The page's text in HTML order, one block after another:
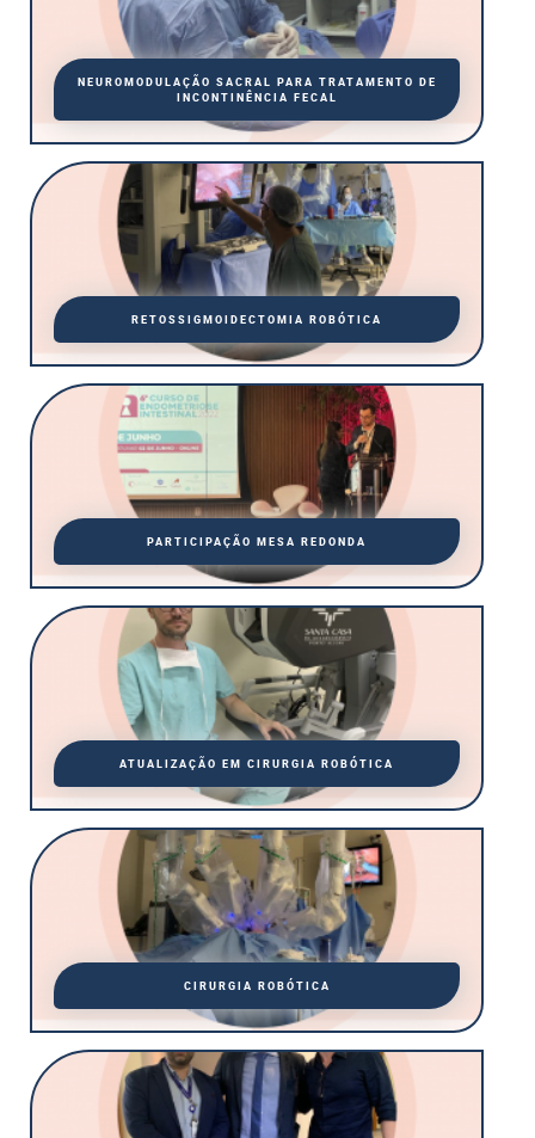
NEUROMODULAÇÃO SACRAL PARA TRATAMENTO DE
INCONTINÊNCIA FECAL
RETOSSIGMOIDECTOMIA ROBÓTICA
PARTICIPAÇÃO MESA REDONDA
ATUALIZAÇÃO EM CIRURGIA ROBÓTICA
CIRURGIA ROBÓTICA